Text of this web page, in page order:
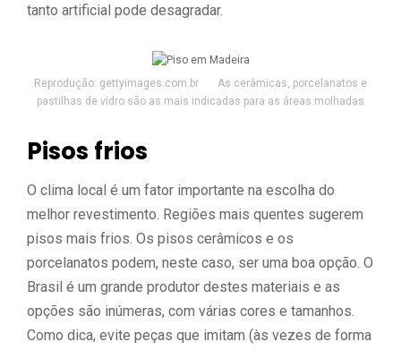
tanto artificial pode desagradar.
Reprodução: gettyimages.com.br As cerâmicas, porcelanatos e
pastilhas de vidro são as mais indicadas para as áreas molhadas
Pisos frios
O clima local é um fator importante na escolha do
melhor revestimento. Regiões mais quentes sugerem
pisos mais frios. Os pisos cerâmicos e os
porcelanatos podem, neste caso, ser uma boa opção. O
Brasil é um grande produtor destes materiais e as
opções são inúmeras, com várias cores e tamanhos.
Como dica, evite peças que imitam (às vezes de forma